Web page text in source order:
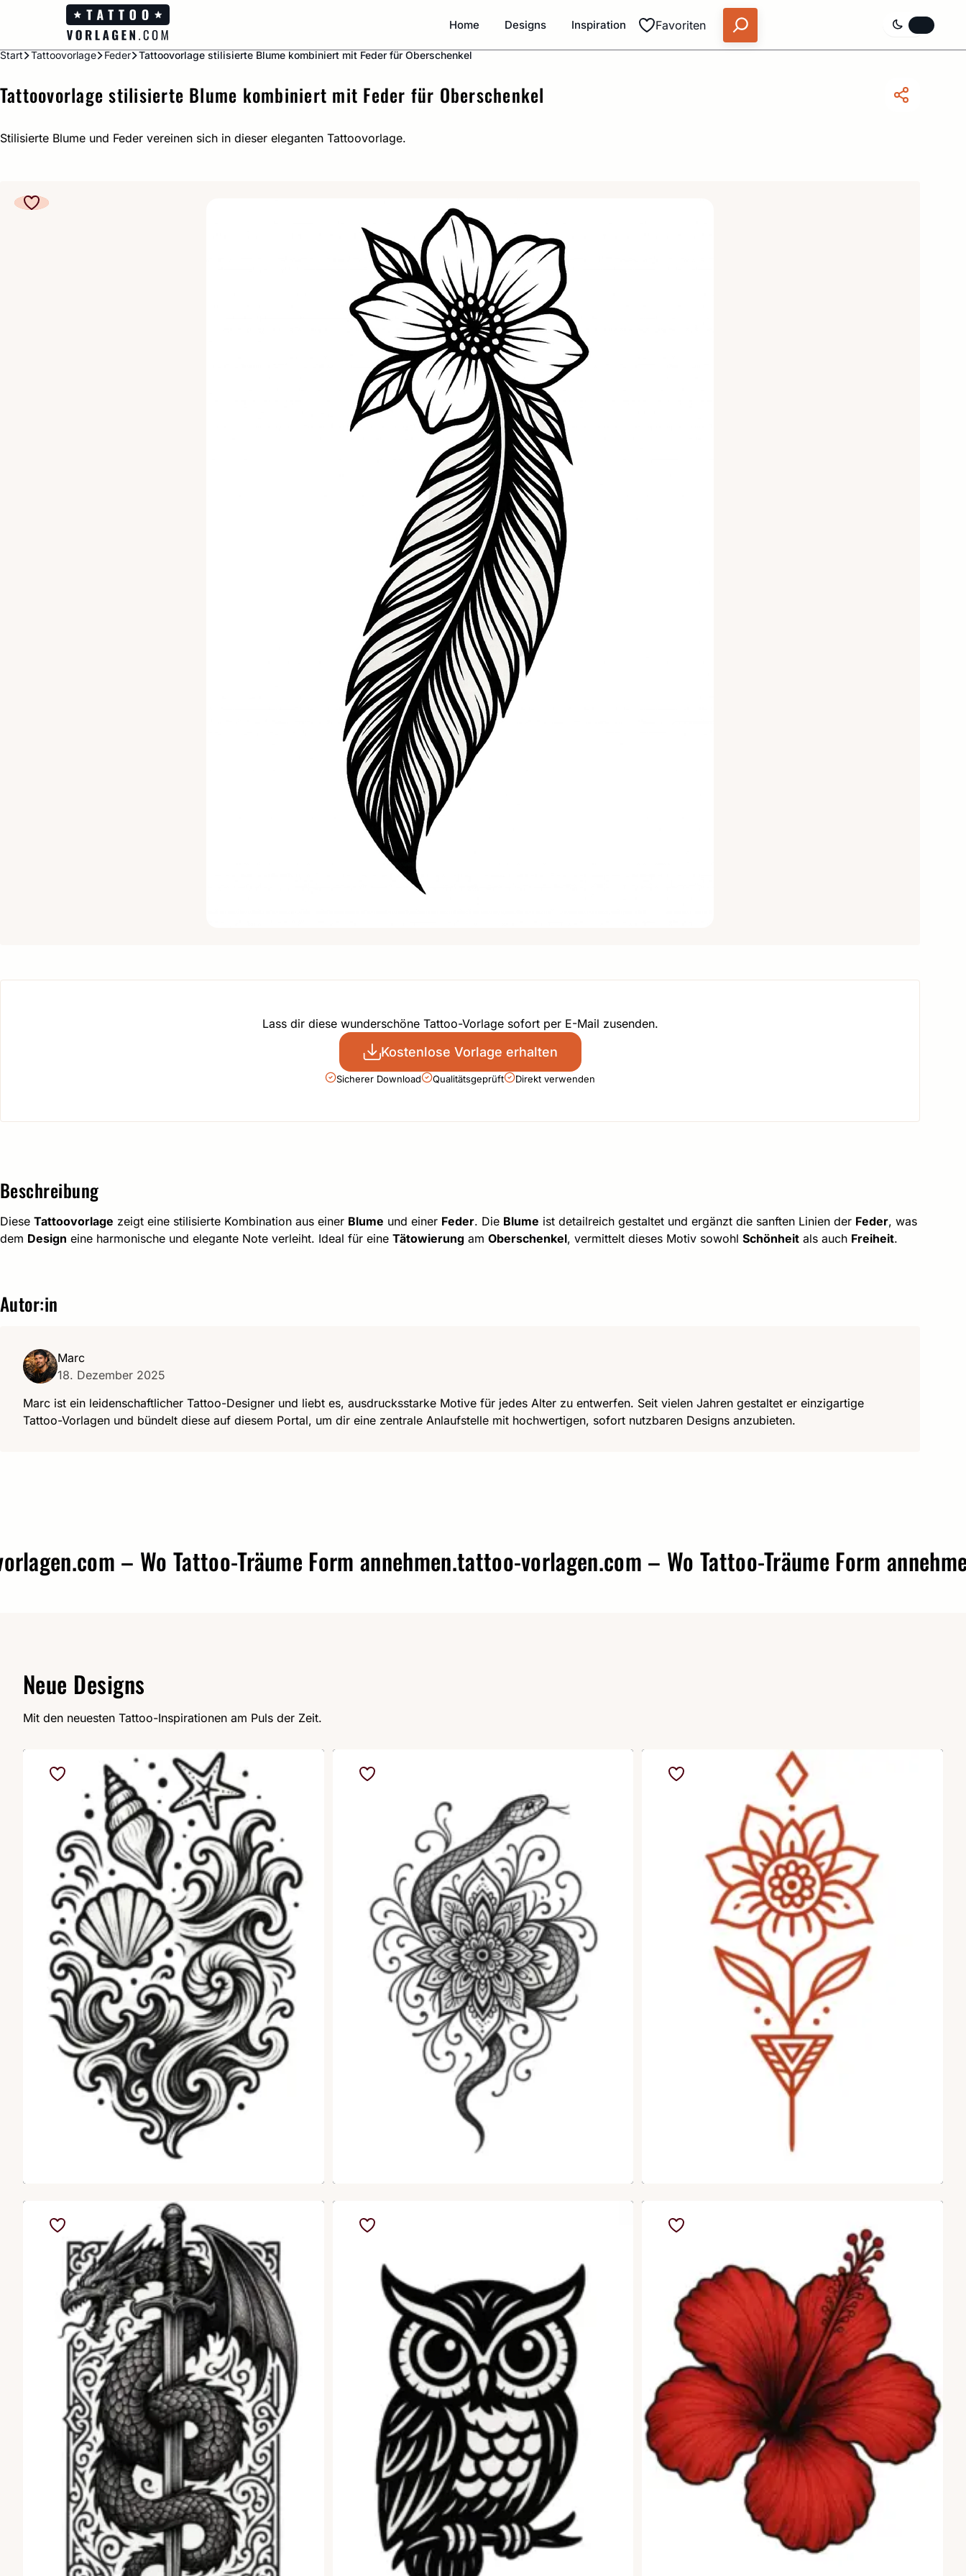
Favoriten
Home Designs Inspiration
Start Tattoovorlage Feder Tattoovorlage stilisierte Blume kombiniert mit Feder für Oberschenkel
Tattoovorlage stilisierte Blume kombiniert mit Feder für Oberschenkel
Stilisierte Blume und Feder vereinen sich in dieser eleganten Tattoovorlage.
Lass dir diese wunderschöne Tattoo-Vorlage sofort per E-Mail zusenden.
Kostenlose Vorlage erhalten
Sicherer Download Qualitätsgeprüft Direkt verwenden
Beschreibung
Diese Tattoovorlage zeigt eine stilisierte Kombination aus einer Blume und einer Feder. Die Blume ist detailreich gestaltet und ergänzt die sanften Linien der Feder, was
dem Design eine harmonische und elegante Note verleiht. Ideal für eine Tätowierung am Oberschenkel, vermittelt dieses Motiv sowohl Schönheit als auch Freiheit.
Autor:in
Marc
18. Dezember 2025
Marc ist ein leidenschaftlicher Tattoo-Designer und liebt es, ausdrucksstarke Motive für jedes Alter zu entwerfen. Seit vielen Jahren gestaltet er einzigartige
Tattoo-Vorlagen und bündelt diese auf diesem Portal, um dir eine zentrale Anlaufstelle mit hochwertigen, sofort nutzbaren Designs anzubieten.
– Wo Tattoo-Träume Form annehmen.tattoo-vorlagen.com – Wo Tattoo-Träume Form annehmen.
Neue Designs
Mit den neuesten Tattoo-Inspirationen am Puls der Zeit.